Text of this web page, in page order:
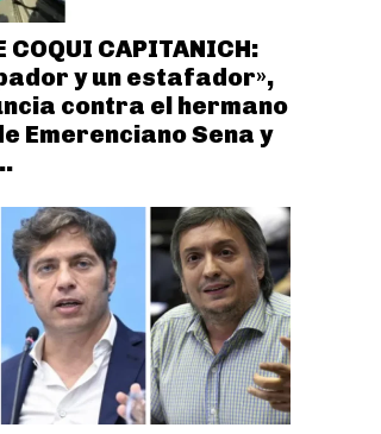
COQUI CAPITANICH:
y un estafador»,
contra el hermano
Emerenciano Sena y